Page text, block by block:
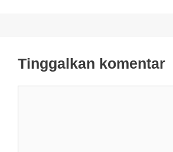
Tinggalkan komentar